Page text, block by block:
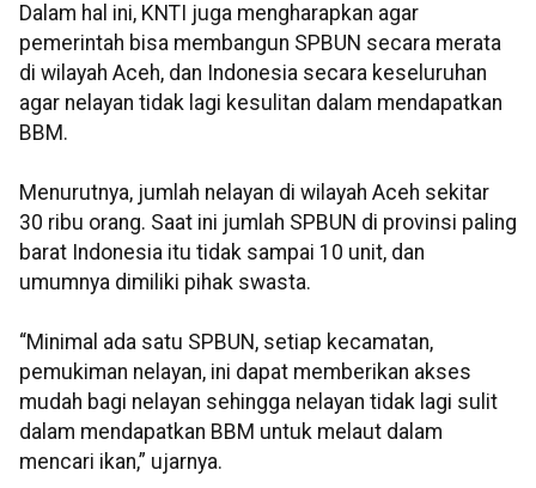
Dalam hal ini, KNTI juga mengharapkan agar
pemerintah bisa membangun SPBUN secara merata
di wilayah Aceh, dan Indonesia secara keseluruhan
agar nelayan tidak lagi kesulitan dalam mendapatkan
BBM.
Menurutnya, jumlah nelayan di wilayah Aceh sekitar
30 ribu orang. Saat ini jumlah SPBUN di provinsi paling
barat Indonesia itu tidak sampai 10 unit, dan
umumnya dimiliki pihak swasta.
“Minimal ada satu SPBUN, setiap kecamatan,
pemukiman nelayan, ini dapat memberikan akses
mudah bagi nelayan sehingga nelayan tidak lagi sulit
dalam mendapatkan BBM untuk melaut dalam
mencari ikan,” ujarnya.